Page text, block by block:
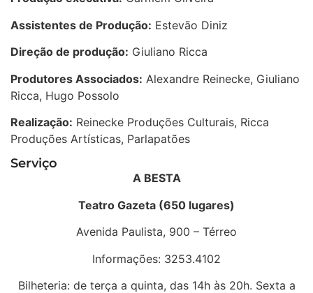
Assistentes de Produção: Estevão Diniz
Direção de produção: Giuliano Ricca
Produtores Associados: Alexandre Reinecke, Giuliano
Ricca, Hugo Possolo
Realização: Reinecke Produções Culturais, Ricca
Produções Artísticas, Parlapatões
Serviço
A BESTA
Teatro Gazeta (650 lugares)
Avenida Paulista, 900 – Térreo
Informações: 3253.4102
Bilheteria: de terça a quinta, das 14h às 20h. Sexta a